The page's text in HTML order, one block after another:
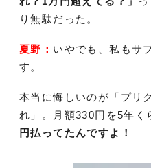
り無駄だった。
夏野： いやでも、私もサ
す。
本当に悔しいのが「プリ
れ」。月額330円を5年
円払ってたんですよ！